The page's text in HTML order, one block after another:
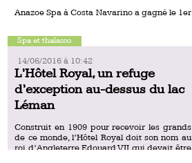
Anazoe Spa à Costa Navarino a gagné le 1er
au cours d’une cérémonie qui s’est déroulée
à Vienne le 15 septembre. Ce prix […]
Spa et thalasso
14/06/2016 á 10:42
L’Hôtel Royal, un refuge
d’exception au-dessus du lac
Léman
Construit en 1909 pour recevoir les grands
de ce monde, l’Hôtel Royal doit son nom au
roi d’Angleterre Edouard VII qui devait être